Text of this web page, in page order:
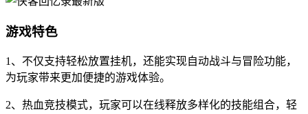
游戏特色
1、不仅支持轻松放置挂机，还能实现自动战斗与冒险功能，
为玩家带来更加便捷的游戏体验。
2、热血竞技模式，玩家可以在线释放多样化的技能组合，轻